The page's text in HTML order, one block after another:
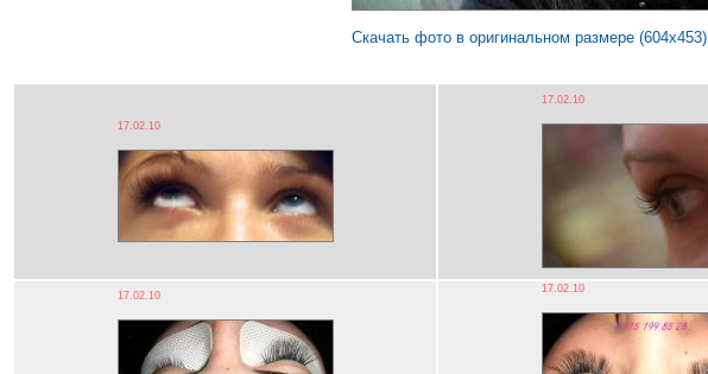
Скачать фото в оригинальном размере (604x453)
17.02.10
17.02.10
17.02.10
17.02.10